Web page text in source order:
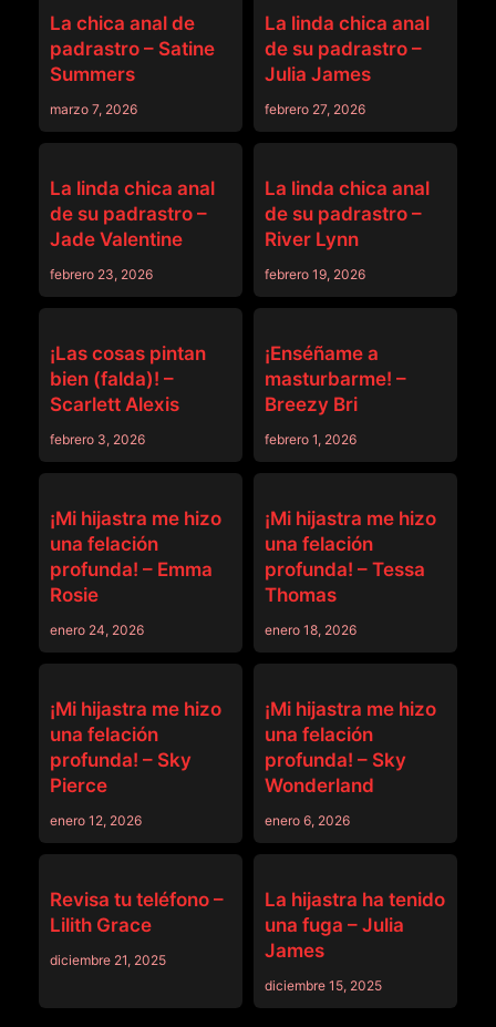
La chica anal de
padrastro – Satine
Summers
marzo 7, 2026
La linda chica anal
de su padrastro –
Julia James
febrero 27, 2026
La linda chica anal
de su padrastro –
Jade Valentine
febrero 23, 2026
La linda chica anal
de su padrastro –
River Lynn
febrero 19, 2026
¡Las cosas pintan
bien (falda)! –
Scarlett Alexis
febrero 3, 2026
¡Enséñame a
masturbarme! –
Breezy Bri
febrero 1, 2026
¡Mi hijastra me hizo
una felación
profunda! – Emma
Rosie
enero 24, 2026
¡Mi hijastra me hizo
una felación
profunda! – Tessa
Thomas
enero 18, 2026
¡Mi hijastra me hizo
una felación
profunda! – Sky
Pierce
enero 12, 2026
¡Mi hijastra me hizo
una felación
profunda! – Sky
Wonderland
enero 6, 2026
Revisa tu teléfono –
Lilith Grace
diciembre 21, 2025
La hijastra ha tenido
una fuga – Julia
James
diciembre 15, 2025